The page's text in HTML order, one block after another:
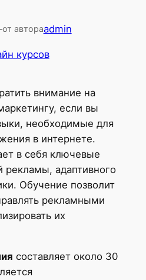
от автораadmin
курсов
внимание на
если вы
необходимые для
в интернете.
в себя ключевые
рекламы, адаптивного
Обучение позволит
рекламными
их
составляет около 30